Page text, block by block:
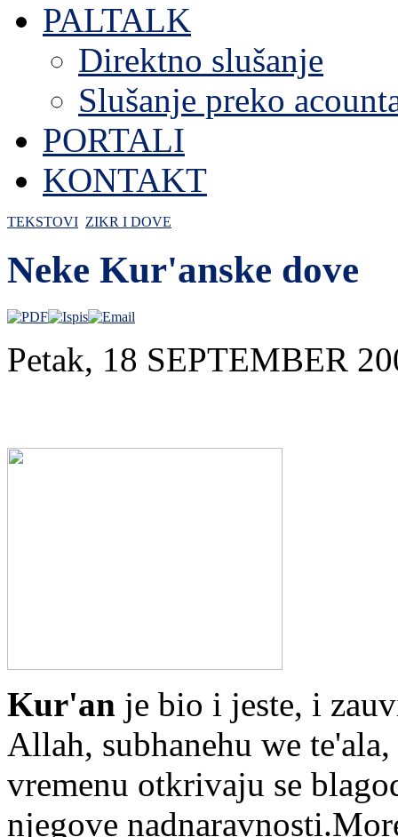
PALTALK
Direktno slušanje
Slušanje preko
PORTALI
KONTAKT
TEKSTOVI ZIKR I DOVE
Neke Kur'anske dove
Petak, 18 SEPTEMBER
Kur'an je bio i jeste, i
Allah, subhanehu we
vremenu otkrivaju se
njegove